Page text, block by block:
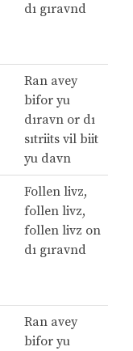
dı gıravnd
Ran avey
bifor yu
dıravn or dı
sıtriits vil biit
yu davn
Follen livz,
follen livz,
follen livz on
dı gıravnd
Ran avey
bifor yu